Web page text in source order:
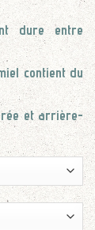
dure entre
contient du
et arrière-